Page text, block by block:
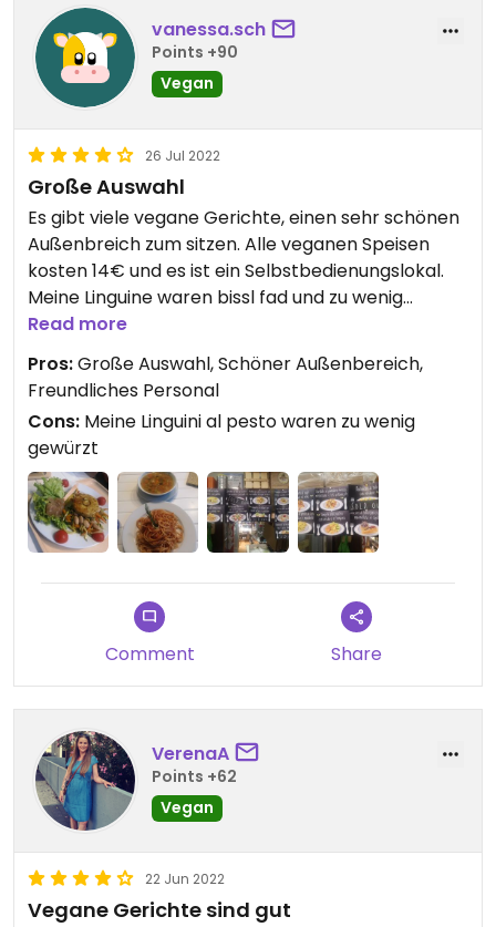
vanessa.sch
Points +90
Vegan
26 Jul 2022
Große Auswahl
Es gibt viele vegane Gerichte, einen sehr schönen
Außenbreich zum sitzen. Alle veganen Speisen
kosten 14€ und es ist ein Selbstbedienungslokal.
Meine Linguine waren bissl fad und zu wenig
gewürzt aber sonst top, auch sehr freundliches
Personal. Preise sind durchschnittlich
(Gemüsesuppe 5€, Grillhendl mit Salat 11€, Linguini
al Pesto 14€)
Read more
Pros:Große Auswahl, Schöner Außenbereich,
Freundliches Personal
Cons: Meine Linguini al pesto waren zu wenig
gewürzt
Comment Share
VerenaA
Points +62
Vegan
22 Jun 2022
Vegane Gerichte sind gut